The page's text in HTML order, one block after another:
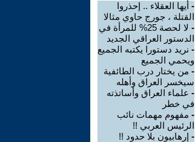
- أيها العقلاء .. إحذروا
القتلة ، جورج حاوي مثالا
-
لا لحصة 25% للمرأة في
الدستور العراقي الجديد
- نريد دستورا يكتبه الجميع
ويحمي الجميع
- من يختار درب الطائفية
سيخسر العراق وأهله
- علماء العراق وأساتذته
في خطر
- مفهوم مهمات نائب
الرئيس العربي !!
- إرهابيون بلا حدود !!